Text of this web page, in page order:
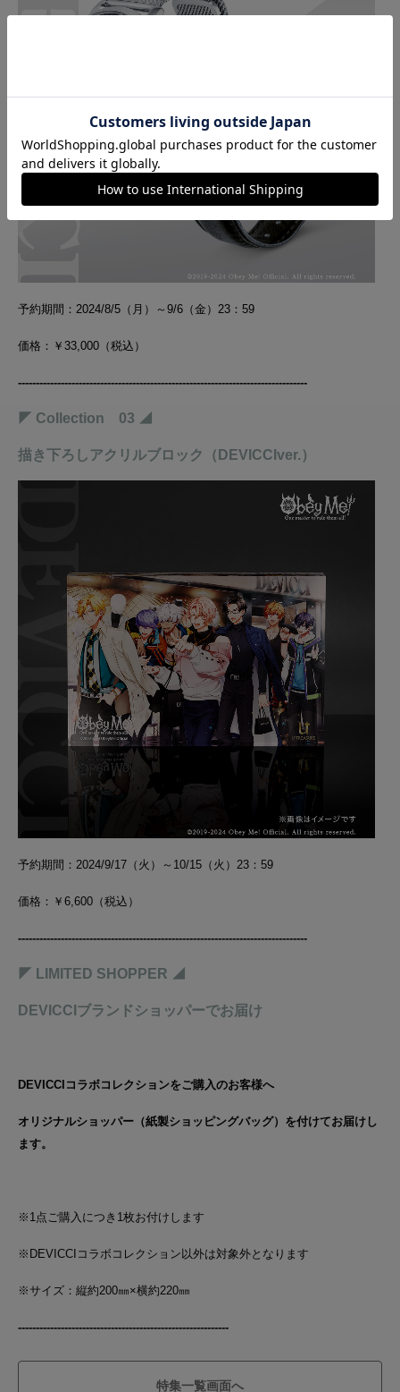
予約期間：2024/8/5（月）～9/6（金）23：59
価格：￥33,000（税込）
---------------------------------------------------------------------------------
◤ Collection 03 ◢
描き下ろしアクリルブロック（DEVICCIver.）
予約期間：2024/9/17（火）～10/15（火）23：59
価格：￥6,600（税込）
---------------------------------------------------------------------------------
◤ LIMITED SHOPPER ◢
DEVICCIブランドショッパーでお届け
DEVICCIコラボコレクションをご購入のお客様へ
オリジナルショッパー（紙製ショッピングバッグ）を付けてお届けし
ます。
※1点ご購入につき1枚お付けします
※DEVICCIコラボコレクション以外は対象外となります
※サイズ：縦約200㎜×横約220㎜
-----------------------------------------------------------
特集一覧画面へ